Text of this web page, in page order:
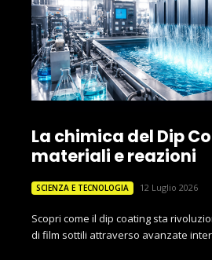
La chimica del Dip
materiali e reazioni
SCIENZA E TECNOLOGIA 12 Luglio 2026
Scopri come il dip coating sta
di film sottili attraverso avanzate